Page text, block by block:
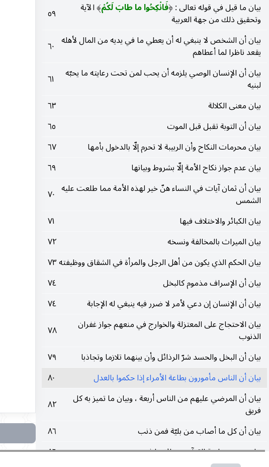
بيان ما قيل في قوله تعالى : (فَانْكِحُوا ما طابَ لَكُمْ) الآية
وتحقيق ذلك من جهة العربية
٥٩
بيان أن الشخص لا ينبغي له أن يعطي ما في يديه من المال لأهله
يقعد ناظرا لما أعطاهم
٦٠
بيان أن الإنسان الوصي يلزمه أن يحب لمن تحت رعايته ما يحبّه
لبنيه
٦١
بيان معنى الكلالة
٦٣
بيان أن التوبة تقبل قبل الموت
٦٥
بيان محرمات النكاح وأن الربيبة لا تحرم إلّا بالدخول بأمها
٦٧
بيان عدم جواز نكاح الأمة إلّا بشروط وبيانها
٦٩
بيان أن ثمان آيات في النساء هنّ خير لهذه الأمة مما طلعت عليه
الشمس
٧٠
بيان الكبائر والاختلاف فيها
٧١
بيان الميراث بالمخالفة ونسخه
٧٢
بيان الحكم الذي يكون من أهل الرجل والمرأة في الشقاق ووظيفته٧٣
بيان أن الإسراف مذموم كالبخل
٧٤
بيان أن الإنسان إن دعي لأمر لا ضرر فيه ينبغي له الإجابة
٧٤
بيان الاحتجاج على المعتزلة والخوارج في منعهم جواز غفران
الذنوب
٧٨
بيان أن البخل والحسد شرّ الرذائل وأن بينهما تلازما وتجاذبا
٧٩
بيان أن الناس مأمورون بطاعة الأمراء إذا حكموا بالعدل
٨٠
بيان أن المرضي عليهم من الناس أربعة ، وبيان ما تميز به كل
فريق
٨٢
بيان أن كل ما أصاب من بليّة فمن ذنب
٨٦
بيان معنى سلامة القرآن من الاختلاف
٨٦